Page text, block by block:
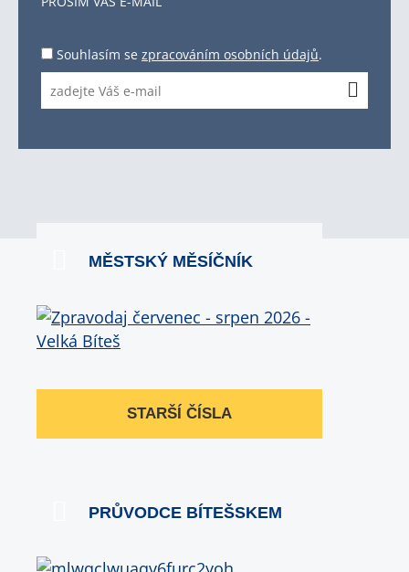
Souhlasím se zpracováním osobních údajů.
MĚSTSKÝ MĚSÍČNÍK
STARŠÍ ČÍSLA
PRŮVODCE BÍTEŠSKEM